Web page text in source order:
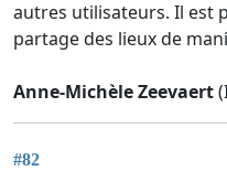
autres utilisateurs. Il est
partage des lieux de
Anne-Michèle Zeevaert
#82